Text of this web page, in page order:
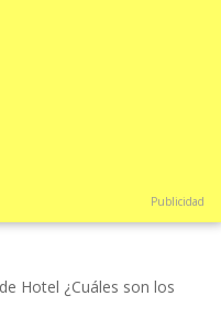
Publicidad
Hotel ¿Cuáles son los